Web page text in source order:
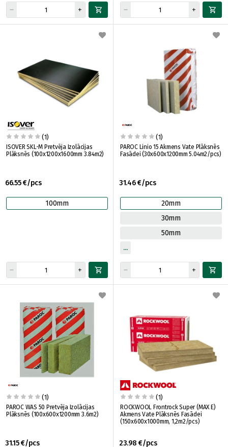
(1)
ISOVER SKL-M Pretvēja Izolācijas
Plāksnēs (100x1200x1600mm 3.84m2)
66.55 €/pcs
100mm
(1)
PAROC Linio 15 Akmens Vate Plāksnēs
Fasādei (30x600x1200mm 5.04m2/pcs)
31.46 €/pcs
20mm
30mm
50mm
(1)
PAROC WAS 50 Pretvēja Izolācijas
Plāksnēs (100x600x1200mm 3.6m2)
31.15 €/pcs
(1)
ROCKWOOL Frontrock Super (MAX E)
Akmens Vate Plāksnēs Fasādei
(150x600x1000mm, 1,2m2/pcs)
23.98 €/pcs